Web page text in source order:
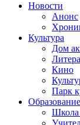
Новости
Анонс
Культура
Дом
Кино
Парк
Образование
Школа